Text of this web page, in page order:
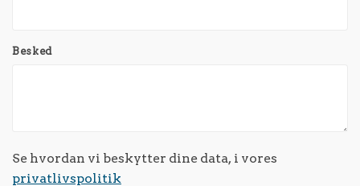
Besked
Se hvordan vi beskytter dine data, i vores
privatlivspolitik